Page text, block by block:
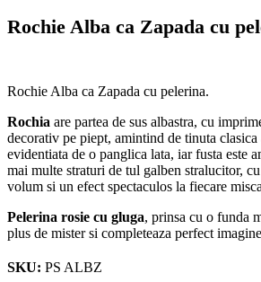
Rochie Alba ca Zapada cu
Rochie Alba ca Zapada cu pelerina.
Rochia are partea de sus albastra, cu
decorativ pe piept, amintind de tinuta clasica
evidentiata de o panglica lata, iar fusta este
mai multe straturi de tul galben stralucitor,
volum si un efect spectaculos la fiecare
Pelerina rosie cu gluga, prinsa cu o funda
plus de mister si completeaza perfect
SKU: PS ALBZ